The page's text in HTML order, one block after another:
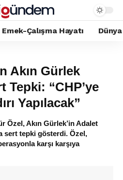
Emek-Çalışma Hayatı Dünya
Akın Gürlek
Tepki: “CHP’ye
Yapılacak”
Özel, Akın Gürlek’in Adalet
sert tepki gösterdi. Özel,
karşı karşıya